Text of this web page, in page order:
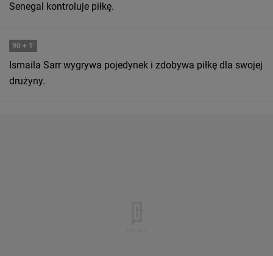
Senegal kontroluje piłkę.
90 + 1'
Ismaila Sarr wygrywa pojedynek i zdobywa piłkę dla swojej
drużyny.